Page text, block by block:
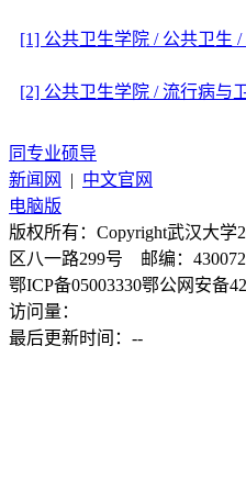
[1] 公共卫生学院 / 公共卫生 /
[2] 公共卫生学院 / 流行病与
同专业硕导
新闻网
| 中文官网
电脑版
版权所有：Copyright武汉大
区八一路299号 邮编：430072
鄂ICP备05003330鄂公网安备
访问量：
最后更新时间： --